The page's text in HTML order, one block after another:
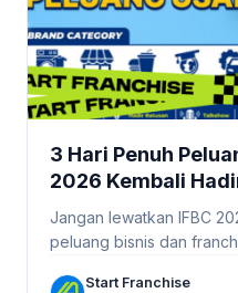
3 Hari Penuh
2026 Kembali
Center
Jangan lewatkan IFBC
peluang bisnis dan
Start Franchise